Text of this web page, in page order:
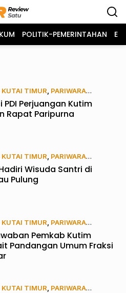
POLITIK-PEMERINTAHAN
KUTAI TIMUR PARIWARA
PDI Perjuangan Kutim
Rapat Paripurna
KUTAI TIMUR, PARIWARA
Wisuda Santri di
Pulung
KUTAI TIMUR PARIWARA
Pemkab Kutim
Pandangan Umum Fraksi
KUTAI TIMUR, PARIWARA